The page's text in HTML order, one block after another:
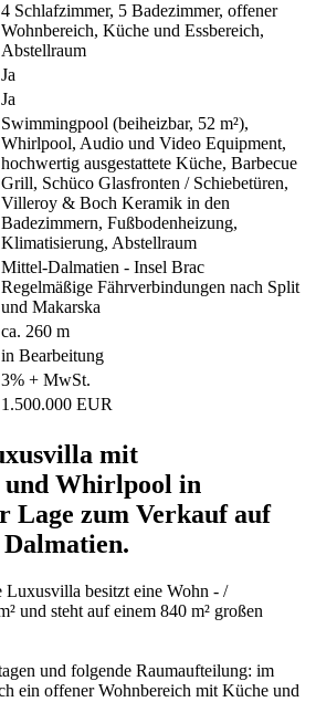
4 Schlafzimmer, 5 Badezimmer, offener
Wohnbereich, Küche und Essbereich,
Abstellraum
Ja
Ja
Swimmingpool (beiheizbar, 52 m²),
Whirlpool, Audio und Video Equipment,
hochwertig ausgestattete Küche, Barbecue
Grill, Schüco Glasfronten / Schiebetüren,
Villeroy & Boch Keramik in den
Badezimmern, Fußbodenheizung,
Klimatisierung, Abstellraum
Mittel-Dalmatien - Insel Brac
Regelmäßige Fährverbindungen nach Split
und Makarska
ca. 260 m
in Bearbeitung
3% + MwSt.
1.500.000 EUR
mit
und Whirlpool in
Lage zum Verkauf auf
Luxusvilla besitzt eine Wohn - /
und steht auf einem 840 m² großen
und folgende Raumaufteilung: im
ein offener Wohnbereich mit Küche und